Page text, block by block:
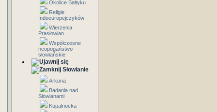
Okolice Bałtyku
Religie
Indoeuropejczyków
Wierzenia
Prasłowian
Współczesne
neopogaństwo
słowiańskie
Słowianie
Arkona
Badania nad
Słowianami
Kupalnocka